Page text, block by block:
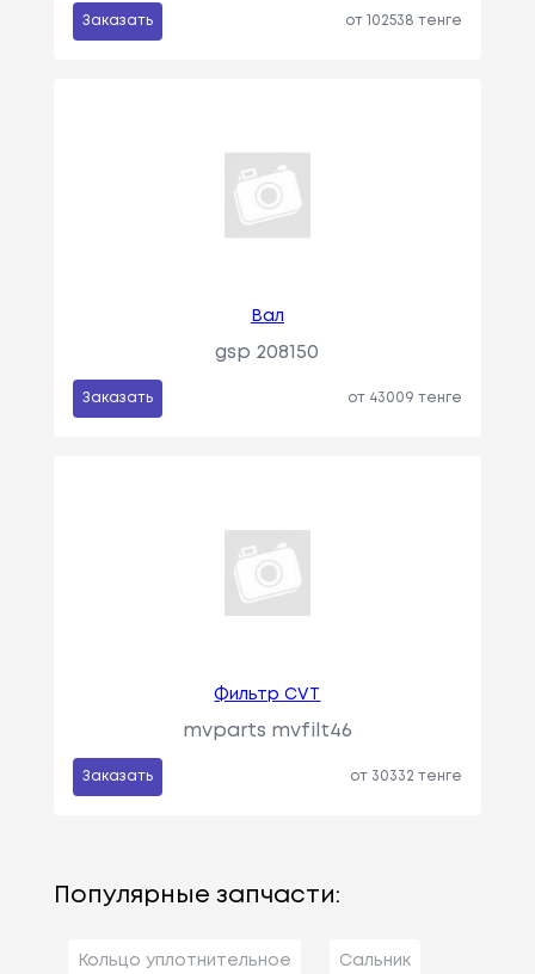
Заказать от 102538 тенге
Вал
gsp 208150
Заказать от 43009 тенге
Фильтр CVT
mvparts mvfilt46
Заказать от 30332 тенге
Популярные запчасти:
Кольцо уплотнительное Сальник